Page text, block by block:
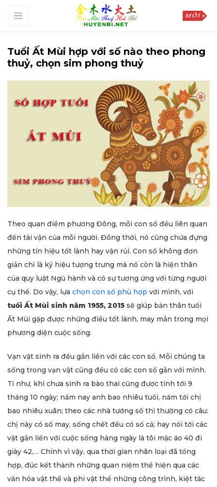
Tuổi Ất Mùi hợp với số nào theo phong
thuỷ, chọn sim phong thuỷ
Theo quan điểm phương Đông, mỗi con số đều liên quan
đến tài vận của mỗi người. Đồng thời, nó cũng chứa đựng
những tín hiệu tốt lành hay vận rủi. Con số không đơn
giản chỉ là ký hiệu tượng trưng mà nó còn là hiện thân
của quy luật Ngũ hành và có sự tương ứng với từng người
cụ thể. Do vậy, lựa chọn con số phù hợp với mình, với
tuổi Ất Mùi sinh năm 1955, 2015 sẽ giúp bản thân tuổi
Ất Mùi gặp được những điều tốt lành, may mắn trong mọi
phương diện cuộc sống.
Vạn vật sinh ra đều gắn liền với các con số. Mỗi chúng ta
sống trong vạn vật cũng đều có các con số gắn với mình.
Tỉ như, khi chưa sinh ra bào thai cũng được tính tới 9
tháng 10 ngày; năm nay anh bao nhiêu tuổi, năm tới chị
bao nhiêu xuân; theo các nhà tướng số thì thường có câu:
chị này có số may, sống chết đều có số cả; hay nói tới các
vật gắn liền với cuộc sống hàng ngày là tôi mặc áo 40 đi
giày 42,… Chính vì vậy, qua thời gian nhân loại đã tổng
hợp, đúc kết thành những quan niệm thể hiện qua các
văn hóa vật thể và phi vật thể những công trình, kiệt tác